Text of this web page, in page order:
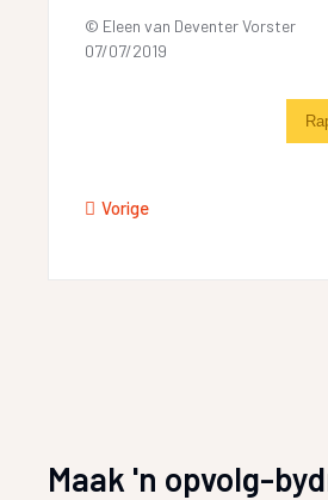
© Eleen van Deventer Vorster
07/07/2019
Vorige
Maak 'n opvolg-